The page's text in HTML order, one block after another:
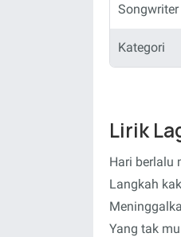
Songwriter
Kategori
Lirik
Hari berlalu
Langkah
Yang tak